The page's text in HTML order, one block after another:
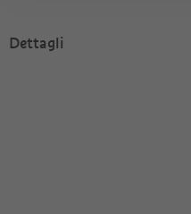
Dettagli